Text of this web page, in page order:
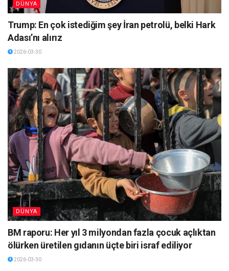
DÜNYA
Trump: En çok istediğim şey İran petrolü, belki Hark
Adası’nı alırız
2026-03-30
DÜNYA
BM raporu: Her yıl 3 milyondan fazla çocuk açlıktan
ölürken üretilen gıdanın üçte biri israf ediliyor
2026-03-30